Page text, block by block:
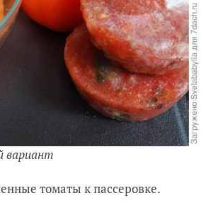
вариант
томаты к пассеровке.